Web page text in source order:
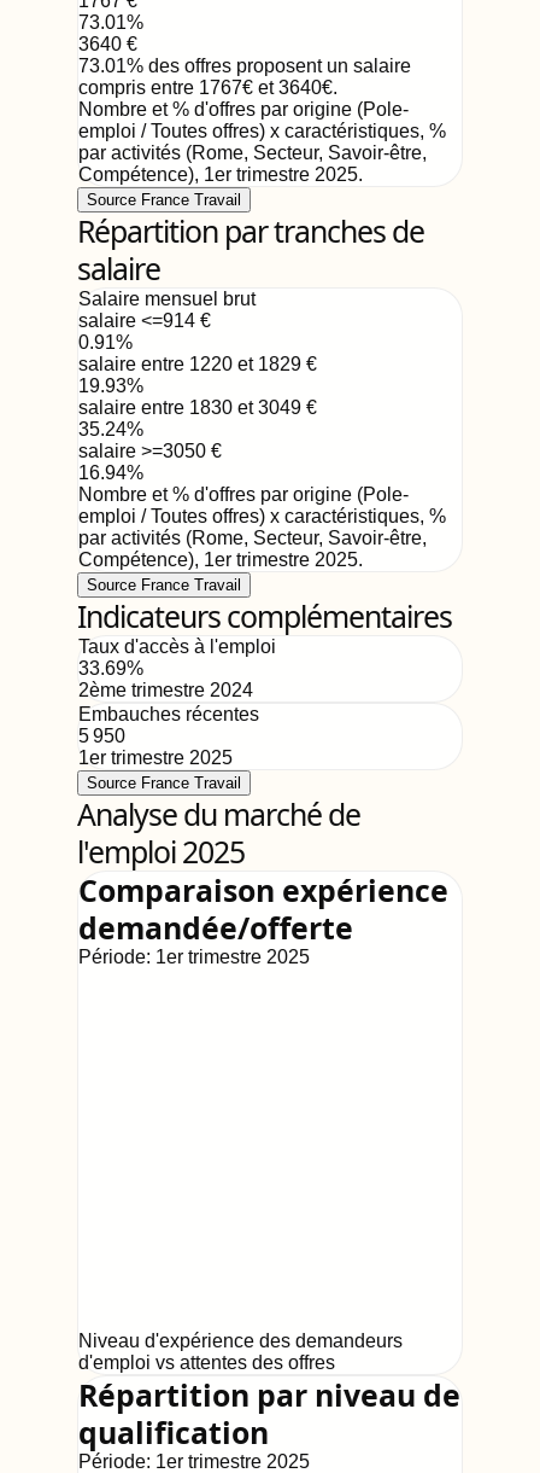
73.01%
3640 €
73.01% des offres proposent un salaire
compris entre 1767€ et3640€.
Nombre et % d'offres par origine (Pole-
emploi / Toutes offres) x caractéristiques, %
par activités (Rome, Secteur, Savoir-être,
Compétence), 1er trimestre 2025.
Source France Travail
Répartition par tranches de
salaire
Salaire mensuel brut
salaire <=914 €
0.91%
salaire entre 1220 et 1829 €
19.93%
salaire entre 1830 et 3049 €
35.24%
salaire >=3050 €
16.94%
Nombre et % d'offres par origine (Pole-
emploi / Toutes offres) x caractéristiques, %
par activités (Rome, Secteur, Savoir-être,
Compétence), 1er trimestre 2025.
Source France Travail
Indicateurs complémentaires
Taux d'accès à l'emploi
33.69%
2ème trimestre 2024
Embauches récentes
5 950
1er trimestre 2025
Source France Travail
Analyse du marché de
l'emploi 2025
Comparaison expérience
demandée/offerte
Période: 1er trimestre 2025
Niveau d'expérience des demandeurs
d'emploi vs attentes des offres
Répartition par niveau de
qualification
Période: 1er trimestre 2025